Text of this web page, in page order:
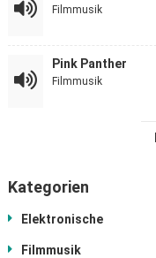
Filmmusik
Pink Panther
Filmmusik
Kategorien
Elektronische
Filmmusik